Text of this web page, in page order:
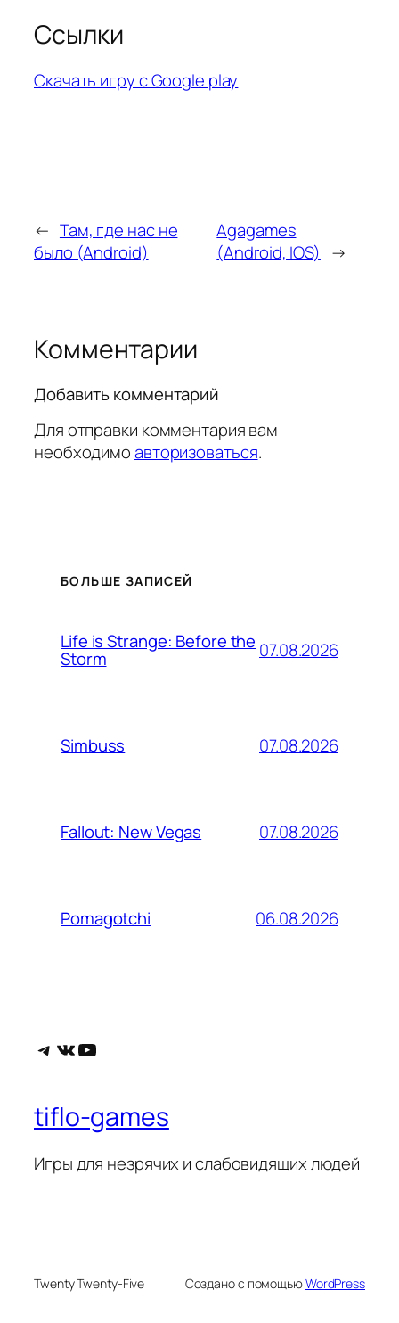
Ссылки
Скачать игру с Google play
← Там, где нас не
было (Android)
Agagames
(Android, IOS) →
Комментарии
Добавить комментарий
Для отправки комментария вам
необходимоавторизоваться.
БОЛЬШЕ ЗАПИСЕЙ
Life is Strange: Before the
Storm 07.08.2026
Simbuss 07.08.2026
Fallout: New Vegas 07.08.2026
Pomagotchi 06.08.2026
Telegram
ВКонтакте
YouTube
tiflo-games
Игры для незрячих и слабовидящих людей
Twenty Twenty-Five Создано с помощьюWordPress